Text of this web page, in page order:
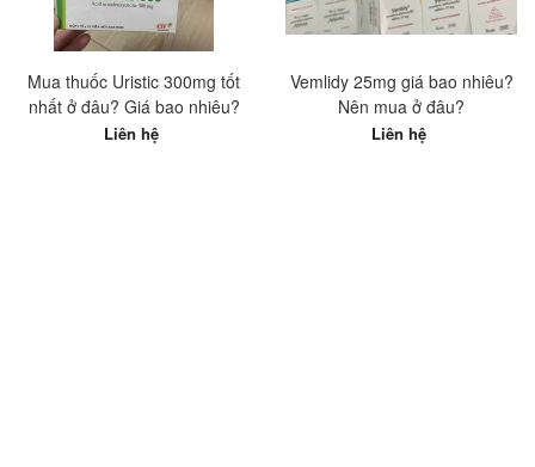
Mua thuốc Uristic 300mg tốt
nhất ở đâu? Giá bao nhiêu?
Liên hệ
Vemlidy 25mg giá bao nhiêu?
Nên mua ở đâu?
Liên hệ